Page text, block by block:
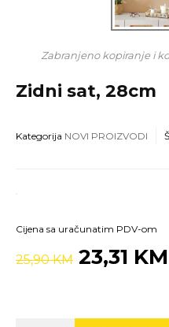
Zabranjeno kopiranje i
Zidni sat, 28cm
Kategorija NOVI PROIZVODI
Cijena sa uračunatim PDV-om
25,90 KM 23,31 KM